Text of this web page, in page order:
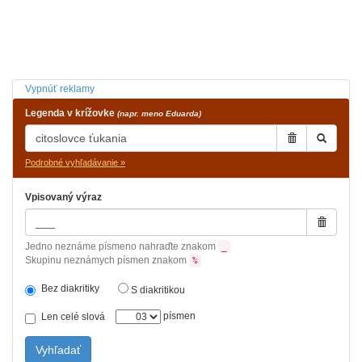
Vypnúť reklamy
Legenda v krížovke (napr. meno Eduarda)
Podrobné vyhľadávanie »
Vpisovaný výraz
Jedno neznáme písmeno nahraďte znakom
Skupinu neznámych písmen znakom %
Bez diakritiky S diakritikou
Len celé slová písmen
Vyhľadať